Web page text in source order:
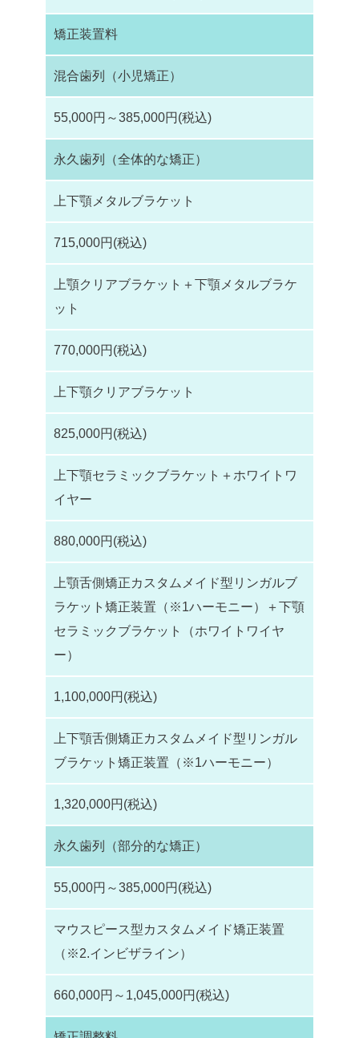
矯正装置料
混合歯列（小児矯正）
55,000円～385,000円(税込)
永久歯列（全体的な矯正）
上下顎メタルブラケット
715,000円(税込)
上顎クリアブラケット＋下顎メタルブラケ
ット
770,000円(税込)
上下顎クリアブラケット
825,000円(税込)
上下顎セラミックブラケット＋ホワイトワ
イヤー
880,000円(税込)
上顎舌側矯正カスタムメイド型リンガルブ
ラケット矯正装置（※1ハーモニー）＋下顎
セラミックブラケット（ホワイトワイヤ
ー）
1,100,000円(税込)
上下顎舌側矯正カスタムメイド型リンガル
ブラケット矯正装置（※1ハーモニー）
1,320,000円(税込)
永久歯列（部分的な矯正）
55,000円～385,000円(税込)
マウスピース型カスタムメイド矯正装置
（※2.インビザライン）
660,000円～1,045,000円(税込)